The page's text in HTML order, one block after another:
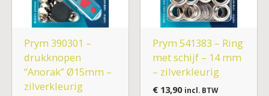
Prym 390301 –
drukknopen
“Anorak” Ø15mm –
zilverkleurig
Prym 541383 – Ring
met schijf – 14 mm
– zilverkleurig
€13,90 incl. BTW